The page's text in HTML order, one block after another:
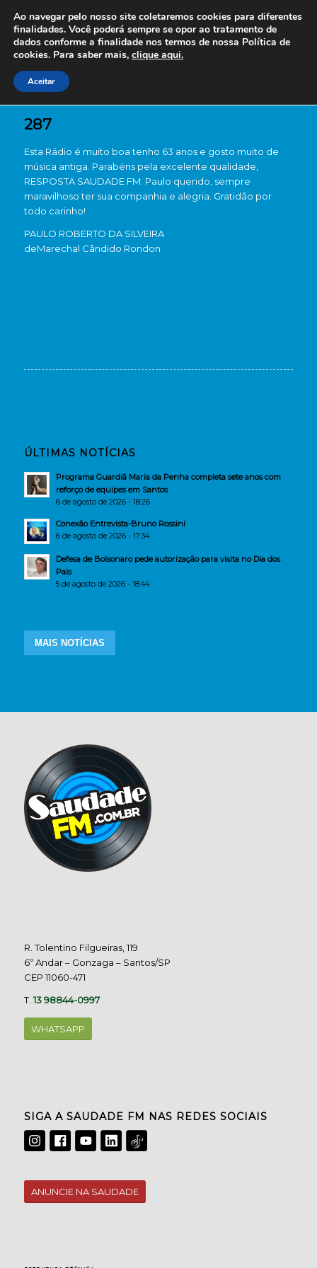
287
Esta Rádio é muito boa tenho 63 anos e gosto muito de
música antiga. Parabéns pela excelente qualidade,
RESPOSTA SAUDADE FM: Paulo querido, sempre
maravilhoso ter sua companhia e alegria. Gratidão por
todo carinho!
PAULO ROBERTO DA SILVEIRA
deMarechal Cândido Rondon
ÚLTIMAS NOTÍCIAS
Programa Guardiã Maria da Penha completa sete anos com
reforço de equipes em Santos
6 de agosto de 2026 - 18:26
Conexão Entrevista-Bruno Rossini
6 de agosto de 2026 - 17:34
Defesa de Bolsonaro pede autorização para visita no Dia dos
Pais
5 de agosto de 2026 - 18:44
MAIS NOTÍCIAS
R. Tolentino Filgueiras, 119
6º Andar – Gonzaga – Santos/SP
CEP 11060-471
T.13 98844-0997
WHATSAPP
SIGA A SAUDADE FM NAS REDES SOCIAIS
ANUNCIE NA SAUDADE
Ao navegar pelo nosso site coletaremos cookies para diferentes
finalidades. Você poderá sempre se opor ao tratamento de
dados conforme a finalidade nos termos de nossa Política de
cookies. Para saber mais, clique aqui.
Aceitar